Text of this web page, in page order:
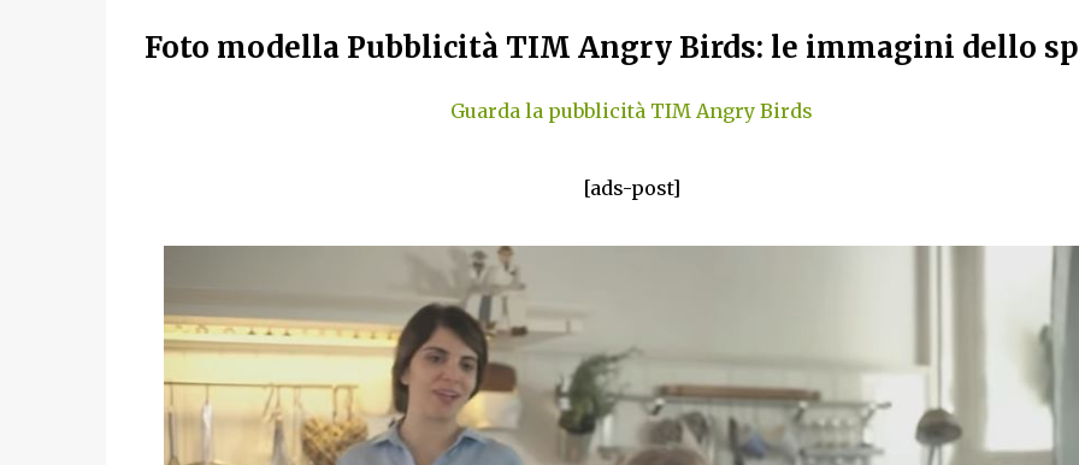
Foto modella Pubblicità TIM Angry Birds: le immagini dello
Guarda la pubblicità TIM Angry Birds
[ads-post]